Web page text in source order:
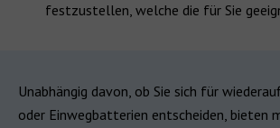
festzustellen, welche die für Sie
Unabhängig davon, ob Sie sich für
oder Einwegbatterien entscheiden, bieten